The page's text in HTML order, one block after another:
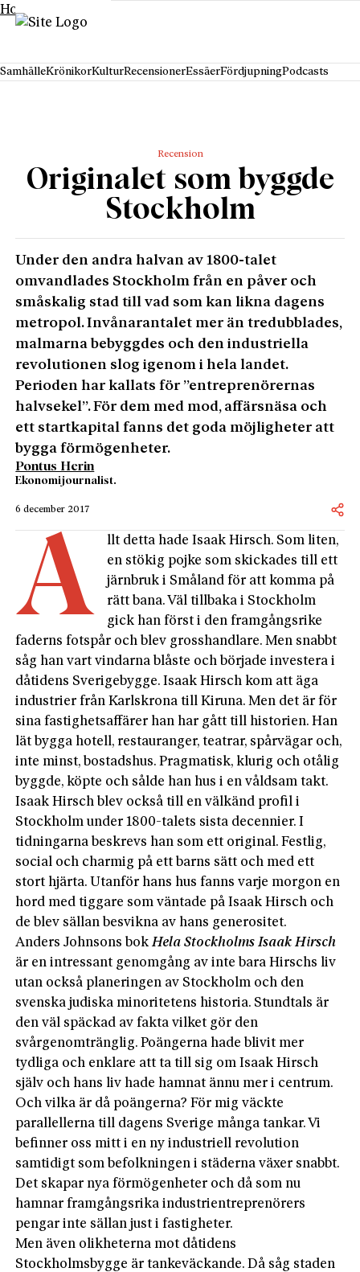
Hoppa till innehåll
SamhälleKrönikorKulturRecensionerEssäerFördjupningPodcasts
Recension
Originalet som byggde
Stockholm
Under den andra halvan av 1800-talet
omvandlades Stockholm från en påver och
småskalig stad till vad som kan likna dagens
metropol. Invånarantalet mer än tredubblades,
malmarna bebyggdes och den industriella
revolutionen slog igenom i hela landet.
Perioden har kallats för ”entreprenörernas
halvsekel”. För dem med mod, affärsnäsa och
ett startkapital fanns det goda möjligheter att
bygga förmögenheter.
Pontus Herin
Ekonomijournalist.
6 december 2017
A
llt detta hade Isaak Hirsch. Som liten,
en stökig pojke som skickades till ett
järnbruk i Småland för att komma på
rätt bana. Väl tillbaka i Stockholm
gick han först i den framgångsrike
faderns fotspår och blev grosshandlare. Men snabbt
såg han vart vindarna blåste och började investera i
dåtidens Sverigebygge. Isaak Hirsch kom att äga
industrier från Karlskrona till Kiruna. Men det är för
sina fastighetsaffärer han har gått till historien. Han
lät bygga hotell, restauranger, teatrar, spårvägar och,
inte minst, bostadshus. Pragmatisk, klurig och otålig
byggde, köpte och sålde han hus i en våldsam takt.
Isaak Hirsch blev också till en välkänd profil i
Stockholm under 1800-talets sista decennier. I
tidningarna beskrevs han som ett original. Festlig,
social och charmig på ett barns sätt och med ett
stort hjärta. Utanför hans hus fanns varje morgon en
hord med tiggare som väntade på Isaak Hirsch och
de blev sällan besvikna av hans generositet.
Anders Johnsons bokHela Stockholms Isaak Hirsch
är en intressant genomgång av inte bara Hirschs liv
utan också planeringen av Stockholm och den
svenska judiska minoritetens historia. Stundtals är
den väl späckad av fakta vilket gör den
svårgenomtränglig. Poängerna hade blivit mer
tydliga och enklare att ta till sig om Isaak Hirsch
själv och hans liv hade hamnat ännu mer i centrum.
Och vilka är då poängerna? För mig väckte
parallellerna till dagens Sverige många tankar. Vi
befinner oss mitt i en ny industriell revolution
samtidigt som befolkningen i städerna växer snabbt.
Det skapar nya förmögenheter och då som nu
hamnar framgångsrika industrientreprenörers
pengar inte sällan just i fastigheter.
Men även olikheterna mot dåtidens
Stockholmsbygge är tankeväckande. Då såg staden